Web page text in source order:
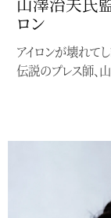
ロン
アイロンが壊れて
伝説のプレス師
近年の清潔ブーム
プレー、抗菌〜
Service